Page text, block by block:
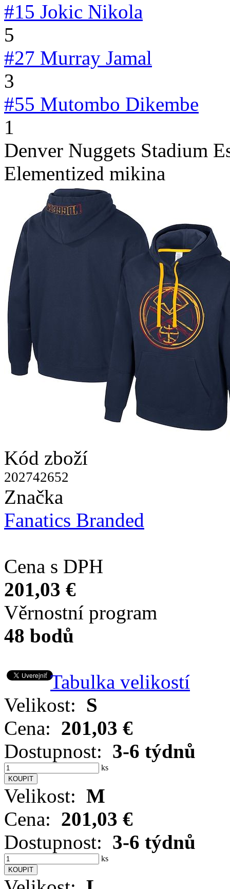
#15 Jokic Nikola
5
#27 Murray Jamal
3
#55 Mutombo Dikembe
1
Denver Nuggets Stadium
Elementized mikina
Kód zboží
202742652
Značka
Fanatics Branded
Cena s DPH
201,03 €
Věrnostní program
48 bodů
Tabulka velikostí
Velikost: S
Cena: 201,03 €
Dostupnost: 3-6 týdnů
ks
Velikost: M
Cena: 201,03 €
Dostupnost: 3-6 týdnů
ks